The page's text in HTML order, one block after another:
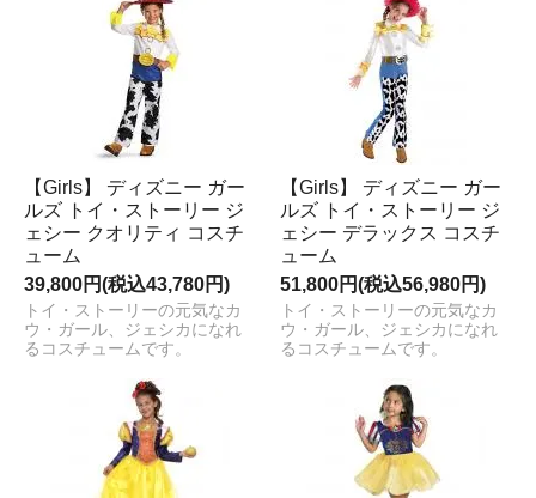
【Girls】 ディズニー ガー
ルズ トイ・ストーリー ジ
ェシー クオリティ コスチ
ューム
39,800円(税込43,780円)
トイ・ストーリーの元気なカ
ウ・ガール、ジェシカになれ
るコスチュームです。
【Girls】 ディズニー ガー
ルズ トイ・ストーリー ジ
ェシー デラックス コスチ
ューム
51,800円(税込56,980円)
トイ・ストーリーの元気なカ
ウ・ガール、ジェシカになれ
るコスチュームです。